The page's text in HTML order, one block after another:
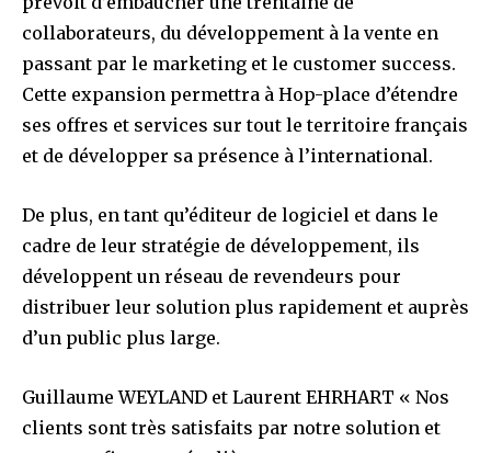
collaborateurs, du développement à la vente en
passant par le marketing et le customer success.
Cette expansion permettra à Hop-place d’étendre
ses offres et services sur tout le territoire français
et de développer sa présence à l’international.
De plus, en tant qu’éditeur de logiciel et dans le
cadre de leur stratégie de développement, ils
développent un réseau de revendeurs pour
distribuer leur solution plus rapidement et auprès
d’un public plus large.
Guillaume WEYLAND et Laurent EHRHART « Nos
clients sont très satisfaits par notre solution et